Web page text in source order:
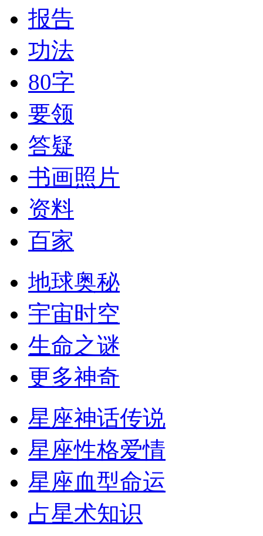
报告
功法
80字
要领
答疑
书画照片
资料
百家
地球奥秘
宇宙时空
生命之谜
更多神奇
星座神话传说
星座性格爱情
星座血型命运
占星术知识